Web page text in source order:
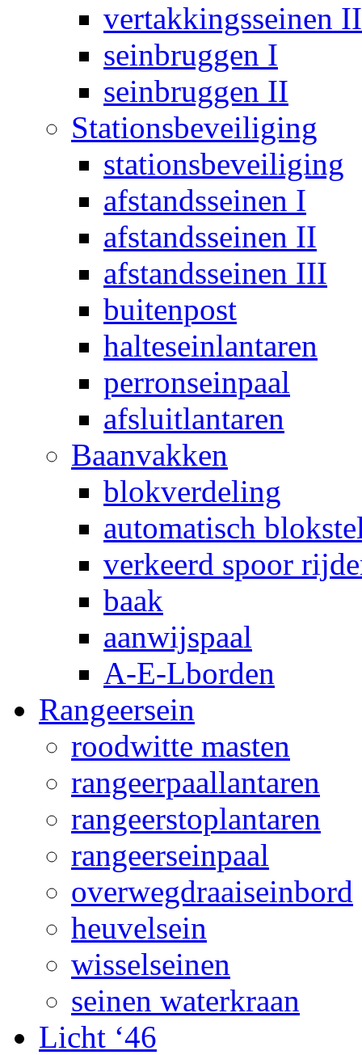
vertakkingsseinen
seinbruggen I
seinbruggen II
Stationsbeveiliging
stationsbeveiliging
afstandsseinen I
afstandsseinen II
afstandsseinen III
buitenpost
halteseinlantaren
perronseinpaal
afsluitlantaren
Baanvakken
blokverdeling
automatisch
verkeerd spoor
baak
aanwijspaal
A-E-Lborden
Rangeersein
roodwitte masten
rangeerpaallantaren
rangeerstoplantaren
rangeerseinpaal
overwegdraaiseinbord
heuvelsein
wisselseinen
seinen waterkraan
Licht ‘46